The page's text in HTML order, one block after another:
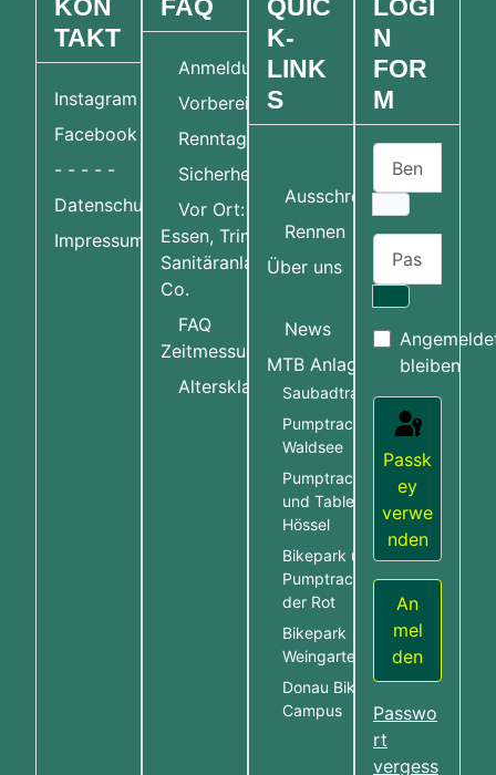
KON
TAKT
Instagram
Facebook
- - - - -
Datenschutzerklärung
Impressum
FAQ
Anmeldung
Vorbereitung
Renntag
Sicherheit
Vor Ort:
Essen, Trinken,
Sanitäranlagen &
Co.
FAQ
Zeitmessung
Altersklassen
QUIC
K-
LINK
S
Ausschreibungen
Rennen
Über uns
News
MTB Anlagen
Saubadtrail
Pumptrack Bad
Waldsee
Pumptrack Hössel
und Table Line
Hössel
Bikepark und
Pumptrack Rot an
der Rot
Bikepark
Weingarten
Donau Bike
Campus
LOGI
N
FOR
M
Benutzername
Passwort
bleiben
Passk
ey
verwe
nden
An
mel
den
Passwo
rt
vergess